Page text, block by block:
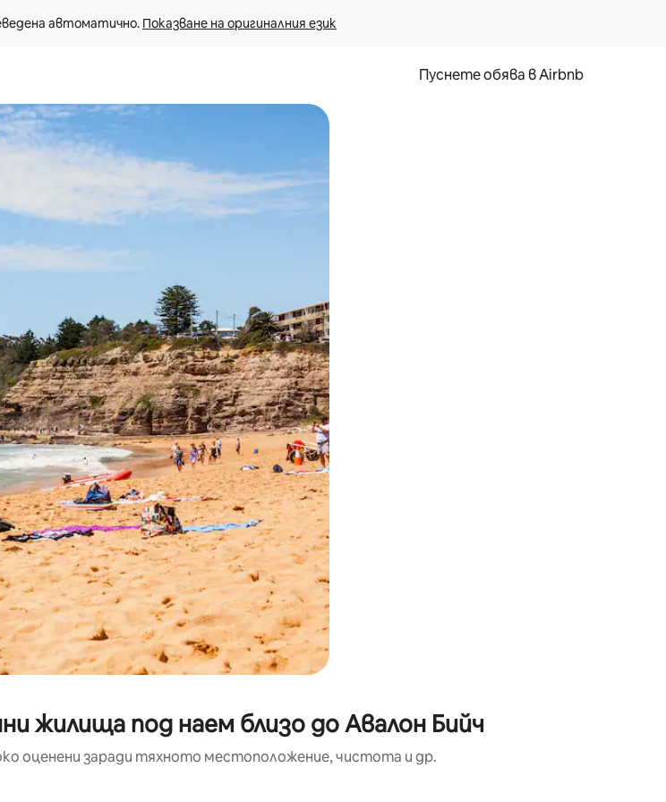
автоматично. Показване на оригиналния език
Пуснете обява в Airbnb
нагоре и надолу или навигирайте с докосване или плъзгане.
жилища под наем близо до Авалон Бийч
оценени заради тяхното местоположение, чистота и др.